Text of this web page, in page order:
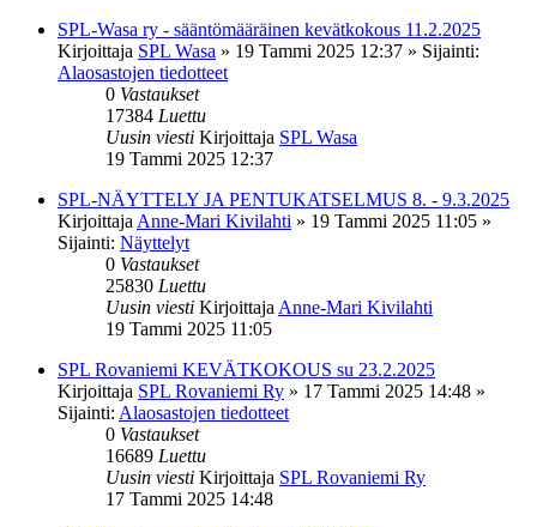
SPL-Wasa ry - sääntömääräinen kevätkokous 11.2.2025
Kirjoittaja SPL Wasa » 19 Tammi 2025 12:37 » Sijainti:
Alaosastojen tiedotteet
0 Vastaukset
17384 Luettu
Uusin viesti Kirjoittaja SPL Wasa
19 Tammi 2025 12:37
SPL-NÄYTTELY JA PENTUKATSELMUS 8. - 9.3.2025
Kirjoittaja Anne-Mari Kivilahti » 19 Tammi 2025 11:05 »
Sijainti: Näyttelyt
0 Vastaukset
25830 Luettu
Uusin viesti Kirjoittaja Anne-Mari Kivilahti
19 Tammi 2025 11:05
SPL Rovaniemi KEVÄTKOKOUS su 23.2.2025
Kirjoittaja SPL Rovaniemi Ry » 17 Tammi 2025 14:48 »
Sijainti: Alaosastojen tiedotteet
0 Vastaukset
16689 Luettu
Uusin viesti Kirjoittaja SPL Rovaniemi Ry
17 Tammi 2025 14:48